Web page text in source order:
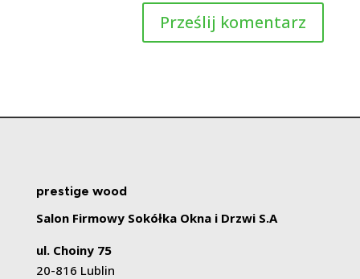
prestige wood
Salon Firmowy Sokółka Okna i Drzwi S.A
ul. Choiny 75
20-816 Lublin